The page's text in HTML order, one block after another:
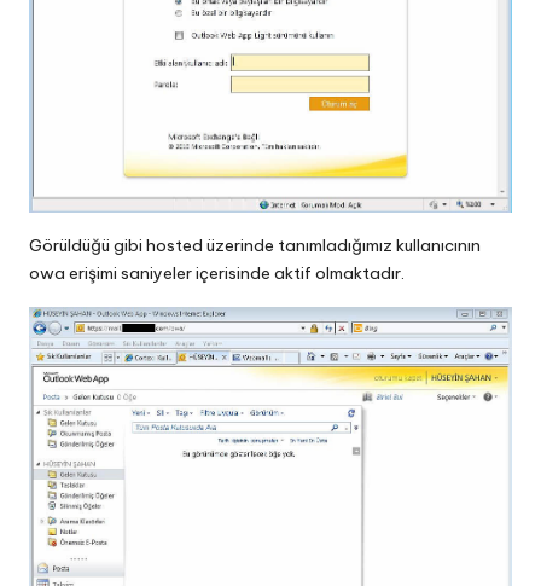
Görüldüğü gibi hosted üzerinde tanımladığımız kullanıcının
owa erişimi saniyeler içerisinde aktif olmaktadır.